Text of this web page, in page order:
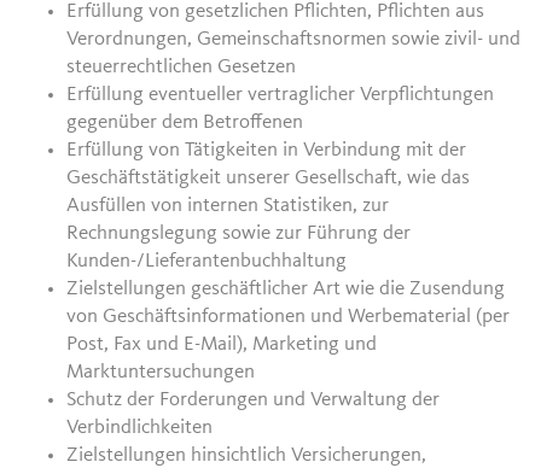
Erfüllung von gesetzlichen Pflichten, Pflichten aus
Verordnungen, Gemeinschaftsnormen sowie zivil- und
steuerrechtlichen Gesetzen
Erfüllung eventueller vertraglicher Verpflichtungen
gegenüber dem Betroffenen
Erfüllung von Tätigkeiten in Verbindung mit der
Geschäftstätigkeit unserer Gesellschaft, wie das
Ausfüllen von internen Statistiken, zur
Rechnungslegung sowie zur Führung der
Kunden-/Lieferantenbuchhaltung
Zielstellungen geschäftlicher Art wie die Zusendung
von Geschäftsinformationen und Werbematerial (per
Post, Fax und E-Mail), Marketing und
Marktuntersuchungen
Schutz der Forderungen und Verwaltung der
Verbindlichkeiten
Zielstellungen hinsichtlich Versicherungen,